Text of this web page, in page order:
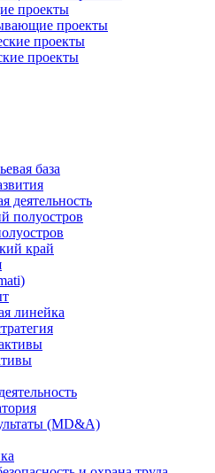
проекты
проекты
проекты
проекты
база
деятельность
полуостров
край
линейка
(MD&A)